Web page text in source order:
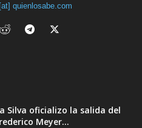
quienlosabe.com
Silva oficializo la salida del
Meyer...